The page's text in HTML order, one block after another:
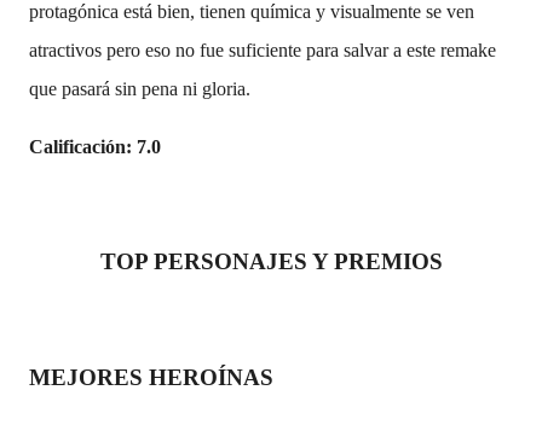
protagónica está bien, tienen química y visualmente se ven
atractivos pero eso no fue suficiente para salvar a este remake
que pasará sin pena ni gloria.
Calificación: 7.0
TOP PERSONAJES Y PREMIOS
MEJORES HEROÍNAS